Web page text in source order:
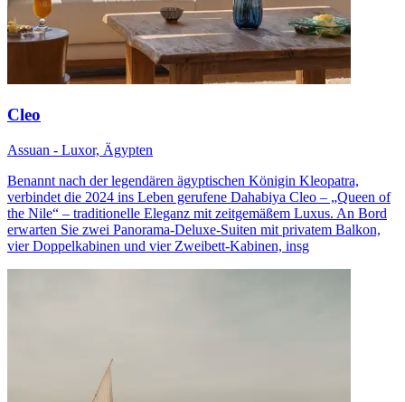
Cleo
Assuan - Luxor, Ägypten
Benannt nach der legendären ägyptischen Königin Kleopatra,
verbindet die 2024 ins Leben gerufene Dahabiya Cleo – „Queen of
the Nile“ – traditionelle Eleganz mit zeitgemäßem Luxus. An Bord
erwarten Sie zwei Panorama-Deluxe-Suiten mit privatem Balkon,
vier Doppelkabinen und vier Zweibett-Kabinen, insg